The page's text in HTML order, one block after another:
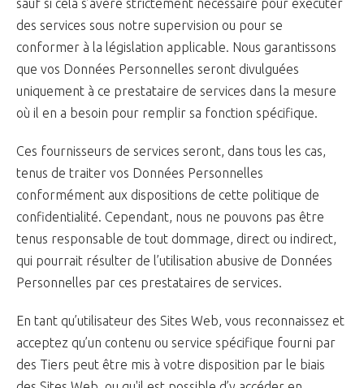
sauf si cela s’avère strictement nécessaire pour exécuter
des services sous notre supervision ou pour se
conformer à la législation applicable. Nous garantissons
que vos Données Personnelles seront divulguées
uniquement à ce prestataire de services dans la mesure
où il en a besoin pour remplir sa fonction spécifique.
Ces fournisseurs de services seront, dans tous les cas,
tenus de traiter vos Données Personnelles
conformément aux dispositions de cette politique de
confidentialité. Cependant, nous ne pouvons pas être
tenus responsable de tout dommage, direct ou indirect,
qui pourrait résulter de l’utilisation abusive de Données
Personnelles par ces prestataires de services.
En tant qu’utilisateur des Sites Web, vous reconnaissez et
acceptez qu’un contenu ou service spécifique fourni par
des Tiers peut être mis à votre disposition par le biais